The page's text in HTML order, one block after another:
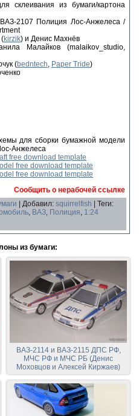
склеивания из бумаги/картона
2107 Полиция Лос-Анжелеса /
kirzik) и Денис Махнёв
Малайков (malaikov_studio,
(bedntech, Paper Tride)
для сборки бумажной модели
Анжелеса
free download template
free download template
free download template
Сообщить о нерабочей ссылке
Добавил: squirrelfish Теги:
, ВАЗ, Полиция, 1:24
из бумаги:
ВАЗ-2114 и ВАЗ-2115 ДПС РФ,
МЧС РФ и МЧС РБ (Денис
Моховцов и Алексей Киржаев)